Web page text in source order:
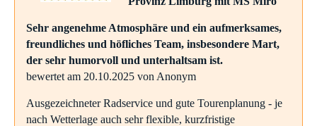
Sehr angenehme Atmosphäre und ein aufmerksames,
freundliches und höfliches Team, insbesondere Mart,
der sehr humorvoll und unterhaltsam ist.
bewertet am 20.10.2025 von Anonym
Ausgezeichneter Radservice und gute Tourenplanung - je
nach Wetterlage auch sehr flexible, kurzfristige